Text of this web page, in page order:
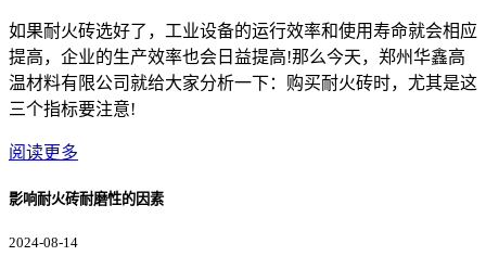
如果耐火砖选好了，工业设备的运行效率和使用寿命就会相应
提高，企业的生产效率也会日益提高!那么今天，郑州华鑫高
温材料有限公司就给大家分析一下：购买耐火砖时，尤其是这
三个指标要注意!
阅读更多
影响耐火砖耐磨性的因素
2024-08-14